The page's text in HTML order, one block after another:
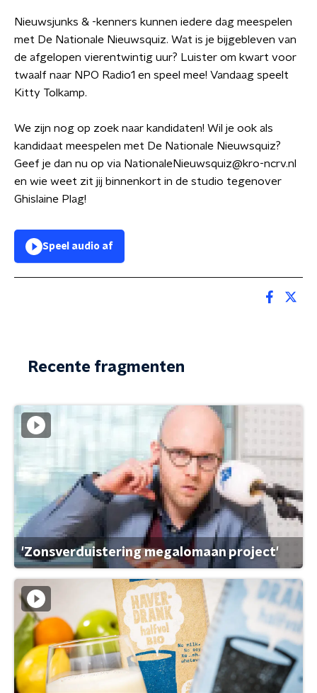
Nieuwsjunks & -kenners kunnen iedere dag meespelen
met De Nationale Nieuwsquiz. Wat is je bijgebleven van
de afgelopen vierentwintig uur? Luister om kwart voor
twaalf naar NPO Radio1 en speel mee! Vandaag speelt
Kitty Tolkamp.
We zijn nog op zoek naar kandidaten! Wil je ook als
kandidaat meespelen met De Nationale Nieuwsquiz?
Geef je dan nu op via NationaleNieuwsquiz@kro-ncrv.nl
en wie weet zit jij binnenkort in de studio tegenover
Ghislaine Plag!
Speel audio af
Recente fragmenten
'Zonsverduistering megalomaan project'